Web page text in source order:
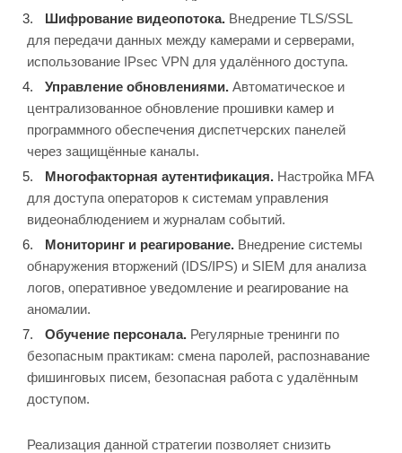
Шифрование видеопотока. Внедрение TLS/SSL
для передачи данных между камерами и серверами,
использование IPsec VPN для удалённого доступа.
Управление обновлениями. Автоматическое и
централизованное обновление прошивки камер и
программного обеспечения диспетчерских панелей
через защищённые каналы.
Многофакторная аутентификация. Настройка MFA
для доступа операторов к системам управления
видеонаблюдением и журналам событий.
Мониторинг и реагирование. Внедрение системы
обнаружения вторжений (IDS/IPS) и SIEM для анализа
логов, оперативное уведомление и реагирование на
аномалии.
Обучение персонала. Регулярные тренинги по
безопасным практикам: смена паролей, распознавание
фишинговых писем, безопасная работа с удалённым
доступом.
Реализация данной стратегии позволяет снизить